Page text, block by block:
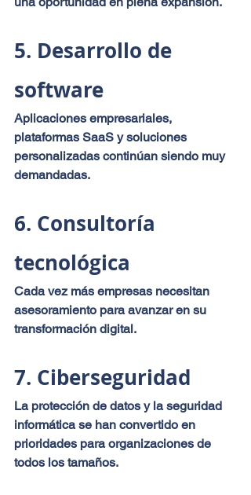
5. Desarrollo de
software
Aplicaciones empresariales,
plataformas SaaS y soluciones
personalizadas continúan siendo muy
demandadas.
6. Consultoría
tecnológica
Cada vez más empresas necesitan
asesoramiento para avanzar en su
transformación digital.
7. Ciberseguridad
La protección de datos y la seguridad
informática se han convertido en
prioridades para organizaciones de
todos los tamaños.